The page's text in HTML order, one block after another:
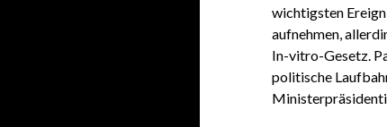
wichtigsten
aufnehmen,
In-vitro-Gesetz.
politische